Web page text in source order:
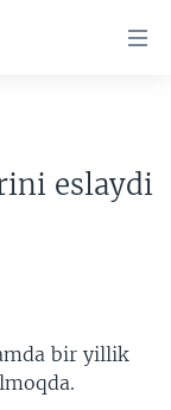
eslaydi
bir yillik